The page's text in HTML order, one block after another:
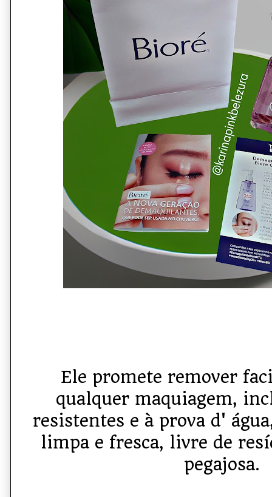
Ele promete remover
qualquer maquiagem,
resistentes e à prova d'
limpa e fresca, livre de
pegajosa.